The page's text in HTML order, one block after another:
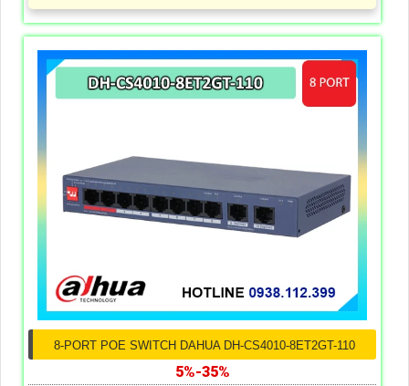
8-PORT POE SWITCH DAHUA DH-CS4010-8ET2GT-110
5%-35%